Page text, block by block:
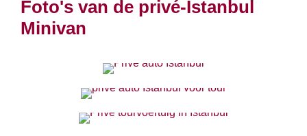
Foto's van de privé-Istanbul
Minivan